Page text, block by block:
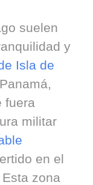
suelen
y
Isla de
fuera
militar
en el
zona